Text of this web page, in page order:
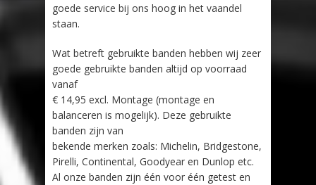
goede service bij ons hoog in het vaandel
staan.
Wat betreft gebruikte banden hebben wij zeer
goede gebruikte banden altijd op voorraad
vanaf
€ 14,95 excl. Montage (montage en
balanceren is mogelijk). Deze gebruikte
banden zijn van
bekende merken zoals: Michelin, Bridgestone,
Pirelli, Continental, Goodyear en Dunlop etc.
Al onze banden zijn één voor één getest en